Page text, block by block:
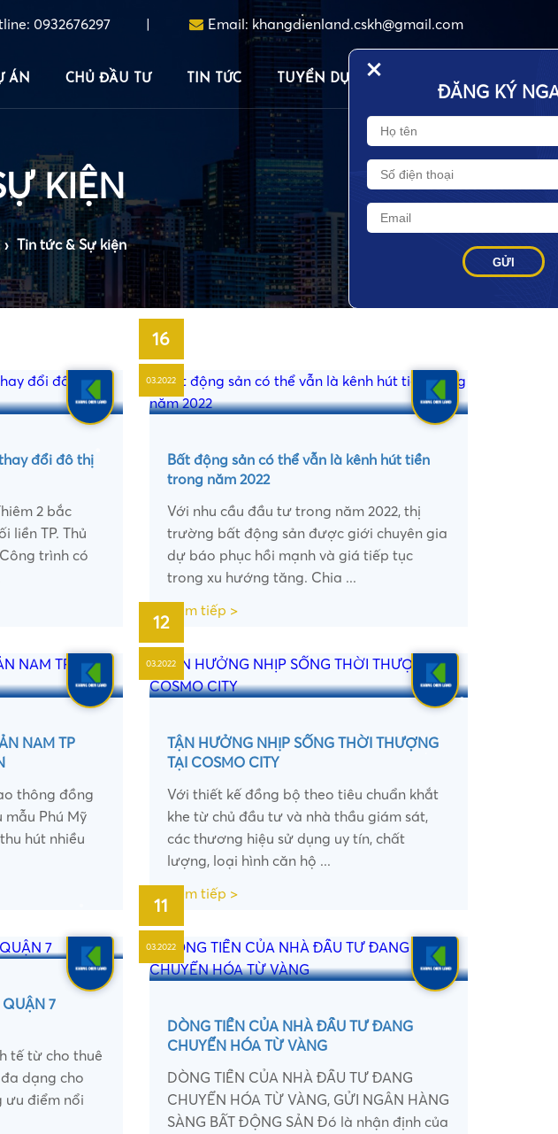
•
•
0932676297 | Email: khangdienland.cskh@gmail.com
ÁN CHỦ ĐẦU TƯ TIN TỨC TUYỂN DỤNG LIÊN HỆ
KIỆN
› Tin tức & Sự kiện
đổi đô thị
2 bắc
liền TP. Thủ
trình có
16
03.2022
Bất động sản có thể vẫn là kênh hút tiền
trong năm 2022
Với nhu cầu đầu tư trong năm 2022, thị
trường bất động sản được giới chuyên gia
dự báo phục hồi mạnh và giá tiếp tục
trong xu hướng tăng. Chia ...
Xem tiếp >
NAM TP
thông đồng
mẫu Phú Mỹ
hút nhiều
12
03.2022
TẬN HƯỞNG NHỊP SỐNG THỜI THƯỢNG
TẠI COSMO CITY
Với thiết kế đồng bộ theo tiêu chuẩn khắt
khe từ chủ đầu tư và nhà thầu giám sát,
các thương hiệu sử dụng uy tín, chất
lượng, loại hình căn hộ ...
Xem tiếp >
7
tế từ cho thuê
dạng cho
ưu điểm nổi
11
03.2022
DÒNG TIỀN CỦA NHÀ ĐẦU TƯ ĐANG
CHUYỂN HÓA TỪ VÀNG
DÒNG TIỀN CỦA NHÀ ĐẦU TƯ ĐANG
CHUYỂN HÓA TỪ VÀNG, GỬI NGÂN HÀNG
SÀNG BẤT ĐỘNG SẢN Đó là nhận định của
ĐĂNG KÝ NGAY
+